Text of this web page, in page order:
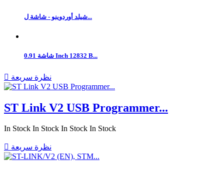
شيلد أوردوينو - شاشة ل...
شاشة 0.91 Inch 12832 B...
 نظرة سريعة
ST Link V2 USB Programmer...
In Stock In Stock In Stock In Stock
 نظرة سريعة